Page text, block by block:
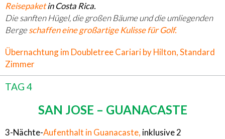
Reisepaketin Costa Rica.
Die sanften Hügel, die großen Bäume und die umliegenden
Bergeschaffen eine großartige Kulisse für Golf.
Übernachtung im Doubletree Cariari by Hilton, Standard
Zimmer
TAG 4
SAN JOSE – GUANACASTE
3-Nächte-Aufenthalt in Guanacaste, inklusive 2